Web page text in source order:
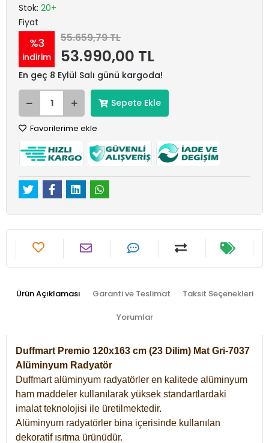
Stok: 20+
Fiyat
%3
indirim
55.659,79 TL
53.990,00 TL
En geç 8 Eylül Salı günü kargoda!
Sepete Ekle
Favorilerime ekle
Ürün Açıklaması Garanti ve Teslimat Taksit Seçenekleri
Yorumlar
Duffmart Premio 120x163 cm (23 Dilim) Mat Gri-7037
Alüminyum Radyatör
Duffmart alüminyum radyatörler en kalitede alüminyum
ham maddeler kullanılarak yüksek standartlardaki
imalat teknolojisi ile üretilmektedir.
Alüminyum radyatörler bina içerisinde kullanılan
dekoratif ısıtma ürünüdür.